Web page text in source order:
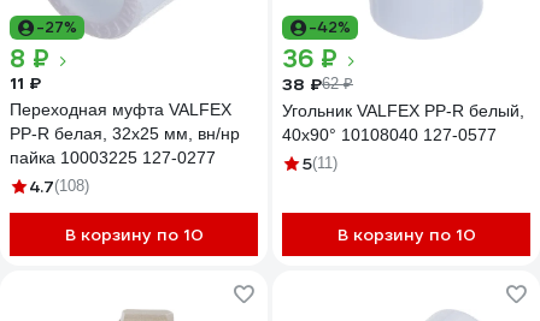
-27%
8 ₽
11 ₽
Переходная муфта VALFEX
PP-R белая, 32х25 мм, вн/нр
пайка 10003225 127-0277
4.7(108)
В корзину по 10
-42%
36 ₽
38 ₽62 ₽
Угольник VALFEX PP-R белый,
40х90° 10108040 127-0577
5(11)
В корзину по 10